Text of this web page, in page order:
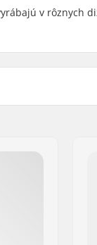
v rôznych